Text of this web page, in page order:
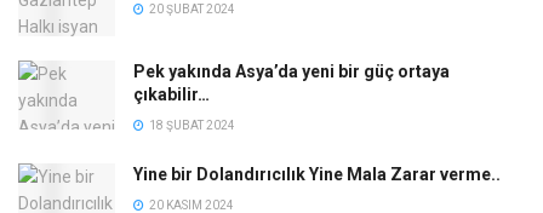
20 ŞUBAT 2024
Pek yakında Asya’da yeni bir güç ortaya
çıkabilir…
18 ŞUBAT 2024
Yine bir Dolandırıcılık Yine Mala Zarar verme..
20 KASIM 2024